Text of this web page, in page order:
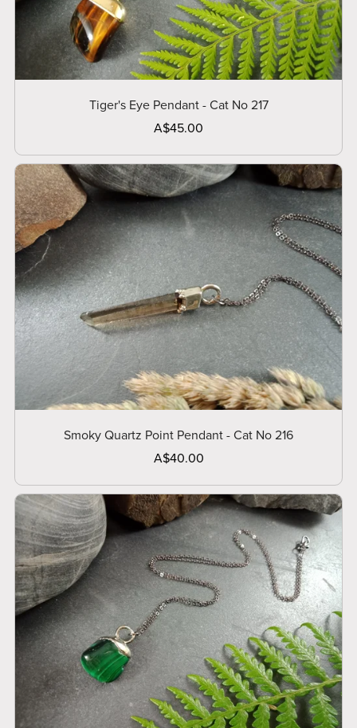
Tiger's Eye Pendant - Cat No 217
A$45.00
Smoky Quartz Point Pendant - Cat No 216
A$40.00